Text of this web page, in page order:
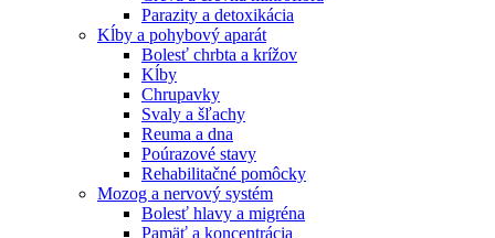
Parazity a detoxikácia
Kĺby a pohybový aparát
Bolesť chrbta a krížov
Kĺby
Chrupavky
Svaly a šľachy
Reuma a dna
Poúrazové stavy
Rehabilitačné pomôcky
Mozog a nervový systém
Bolesť hlavy a migréna
Pamäť a koncentrácia